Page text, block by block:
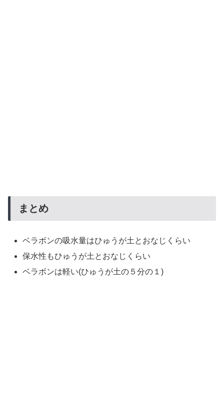
まとめ
ベラボンの吸水量はひゅうが土とおなじくらい
保水性もひゅうが土とおなじくらい
ベラボンは軽い(ひゅうが土の５分の１)